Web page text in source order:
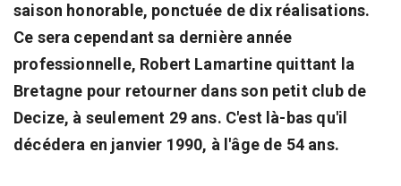
saison honorable, ponctuée de dix réalisations.
Ce sera cependant sa dernière année
professionnelle, Robert Lamartine quittant la
Bretagne pour retourner dans son petit club de
Decize, à seulement 29 ans. C'est là-bas qu'il
décédera en janvier 1990, à l'âge de 54 ans.